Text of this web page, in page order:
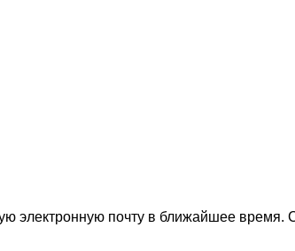
электронную почту в ближайшее время.